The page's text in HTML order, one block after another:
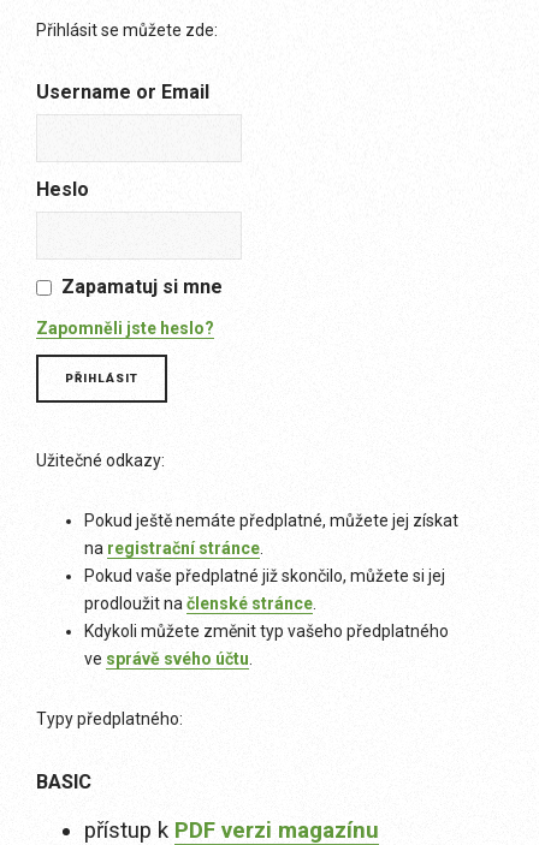
Přihlásit se můžete zde:
Username or Email
Heslo
Zapamatuj si mne
Zapomněli jste heslo?
Užitečné odkazy:
Pokud ještě nemáte předplatné, můžete jej získat
na registrační stránce
Pokud vaše předplatné již skončilo, můžete si jej
prodloužit na členské stránce
Kdykoli můžete změnit typ vašeho předplatného
ve správě svého účtu
Typy předplatného:
BASIC
přístup k PDF verzi magazínu